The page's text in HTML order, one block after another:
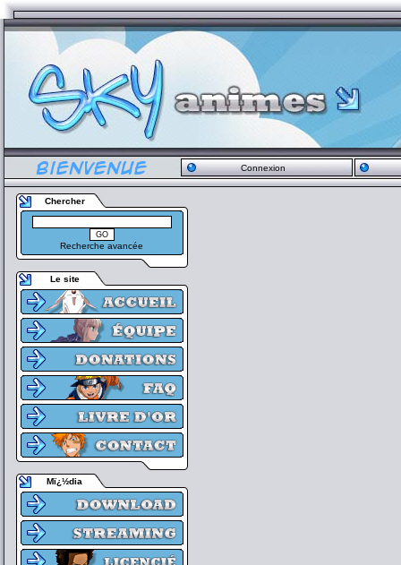
Connexion
Chercher
Recherche avancée
Le site
Mï¿½dia